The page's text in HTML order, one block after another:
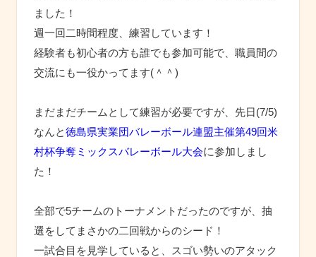
ました！
週一回二時間程度、練習しています！
経験者も初心者の方も誰でも参加可能で、職員間の
交流にも一役かってます(＾＾)
まだまだチームとして練習が必要ですが、先日(7/5)
なんと徳島県実業団バレーボール連盟主催第49回米
村杯争奪ミックスバレーボール大会に参加しまし
た！
全部で5チームのトーナメントだったのですが、抽
選をしてまさかの二回戦からのシード！
一試合目を見学していると、スゴい勢いのアタック